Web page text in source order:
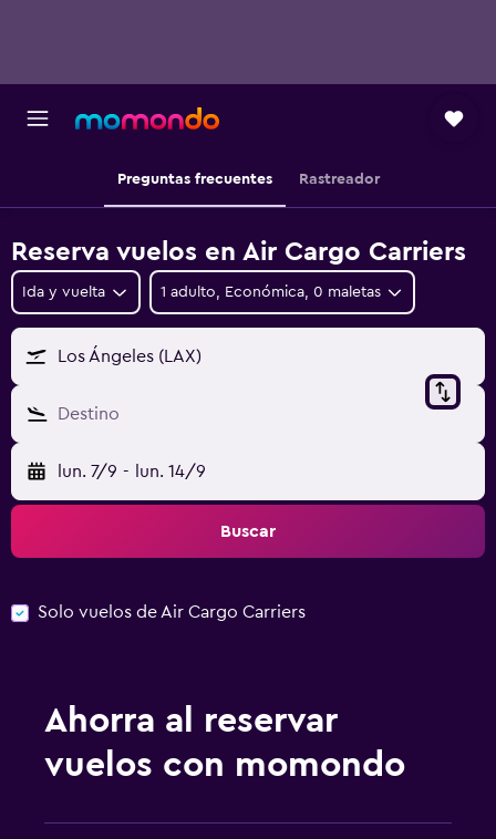
Preguntas frecuentes Rastreador
Reserva vuelos en Air Cargo Carriers
Ida y vuelta 1 adulto, Económica, 0 maletas
Los Ángeles (LAX)
Destino
lun. 7/9 - lun. 14/9
Buscar
Solo vuelos de Air Cargo Carriers
Ahorra al reservar
vuelos con momondo